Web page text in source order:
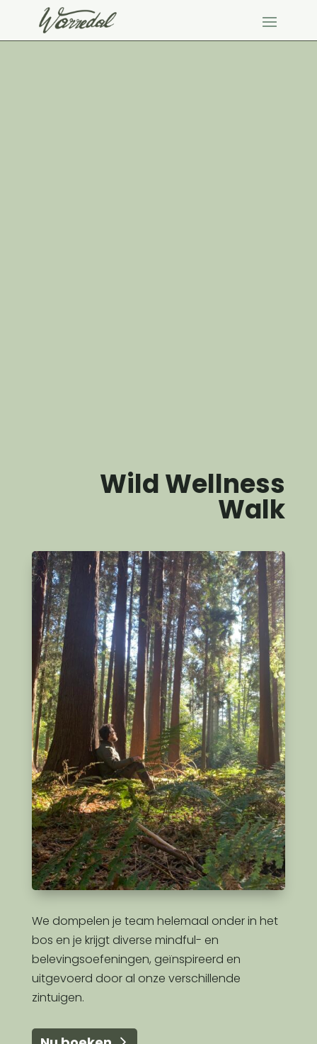
Wild Wellness
Walk
We dompelen je team helemaal onder in het
bos en je krijgt diverse mindful- en
belevingsoefeningen, geïnspireerd en
uitgevoerd door al onze verschillende
zintuigen.